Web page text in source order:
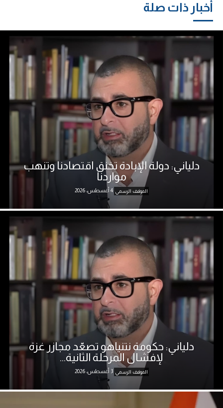
أخبار ذات صلة
دلياني: دولة الإبادة تخنق اقتصادنا وتنهب
مواردنا
الموقف الرسمي 4 أغسطس، 2026
دلياني: حكومة نتنياهو تصعّد مجازر غزة
لإفشال المرحلة الثانية...
الموقف الرسمي 3 أغسطس، 2026